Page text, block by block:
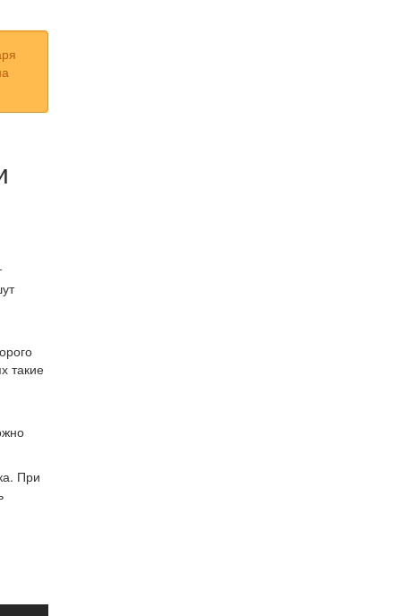
такие
При